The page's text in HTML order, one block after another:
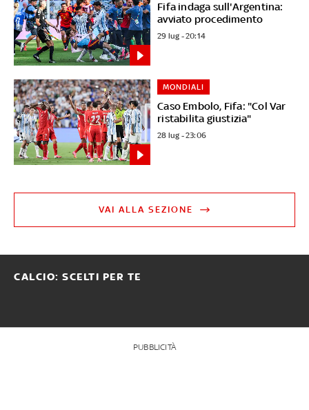
Fifa indaga sull'Argentina:
avviato procedimento
29 lug - 20:14
Caso Embolo, Fifa: "Col Var
ristabilita giustizia"
MONDIALI
28 lug - 23:06
VAI ALLA SEZIONE
CALCIO: SCELTI PER TE
PUBBLICITÀ